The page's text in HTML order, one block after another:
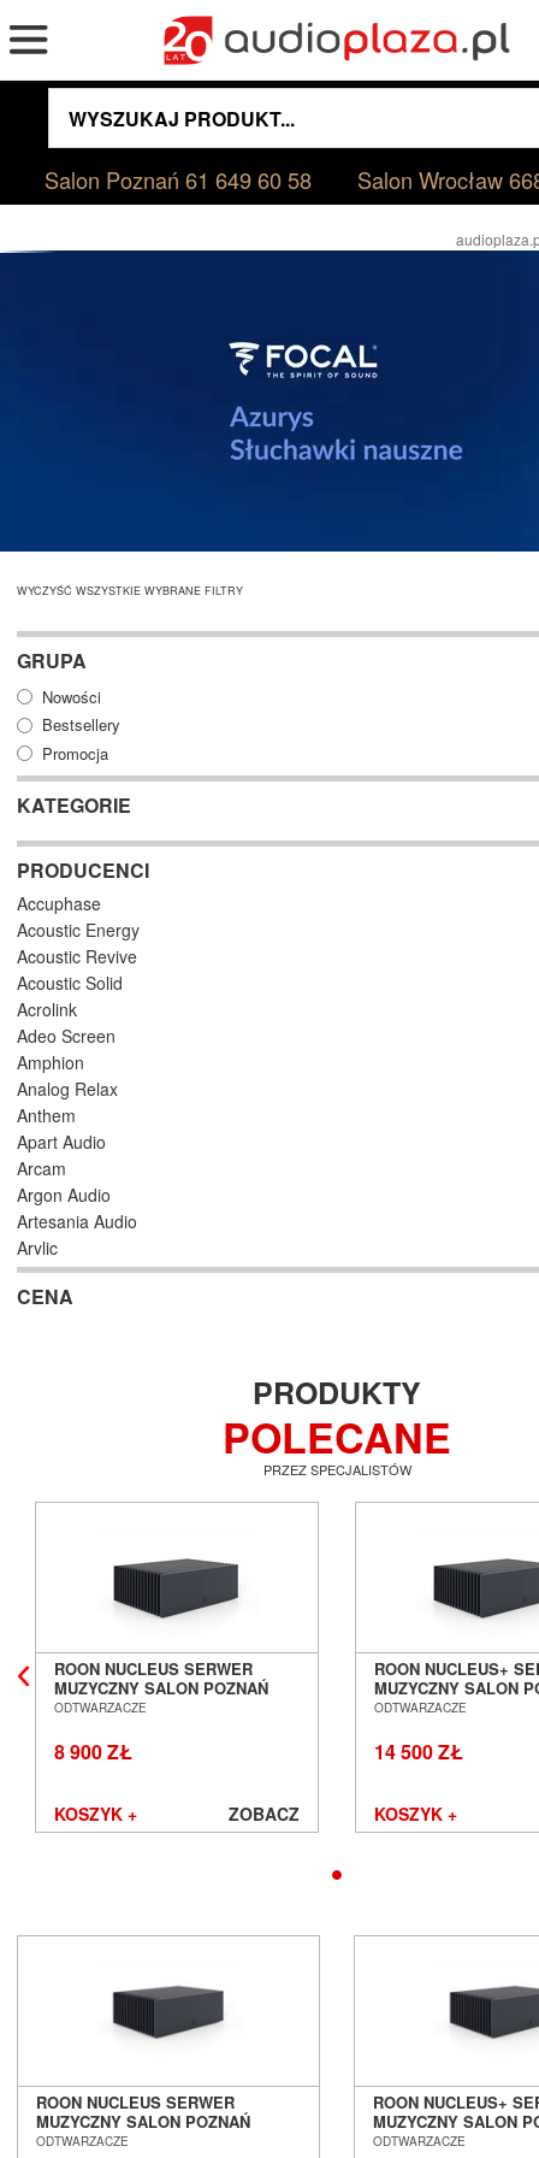
Salon Poznań61 649 60 58 Salon Wrocław
WYCZYŚĆ WSZYSTKIE WYBRANE FILTRY
GRUPA
Nowości
Bestsellery
Promocja
KATEGORIE
PRODUCENCI
Accuphase
Acoustic Energy
Acoustic Revive
Acoustic Solid
Acrolink
Adeo Screen
Amphion
Analog Relax
Anthem
Apart Audio
Arcam
Argon Audio
Artesania Audio
Arylic
Astell/Kern
Atlas
AVM
Ayon Audio
Bang & Olufsen
Beyerdynamic
Blok
Burson
Chord
Cocktail Audio
Crystal Cable
CENA
PRODUKTY
POLECANE
PRZEZ SPECJALISTÓW
ROON NUCLEUS SERWER
MUZYCZNY SALON POZNAŃ
WROCŁAW
ODTWARZACZE
8 900 ZŁ
KOSZYK + ZOBACZ
ROON NUCLEUS+
MUZYCZNY SALON
WROCŁAW
ODTWARZACZE
14 500 ZŁ
KOSZYK +
ROON NUCLEUS SERWER
MUZYCZNY SALON POZNAŃ
WROCŁAW
ODTWARZACZE
ROON NUCLEUS+
MUZYCZNY SALON
WROCŁAW
ODTWARZACZE